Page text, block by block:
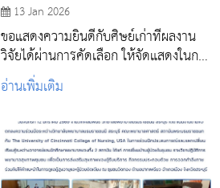
13 Jan 2026
ขอแสดงความยินดีกับศิษย์เก่าที่ผลงาน
วิจัยได้ผ่านการคัดเลือก ให้จัดแสดงในการ
สัมมนาวิชาการประจำปี 2569
อ่านเพิ่มเติม